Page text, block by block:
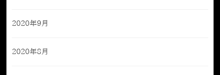
2020年9月
2020年8月